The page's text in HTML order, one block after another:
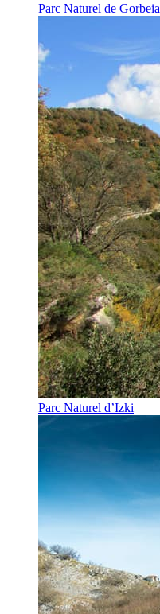
Parc Naturel de Gorbeia
Parc Naturel d’Izki